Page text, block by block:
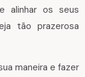
alinhar os seus
tão prazerosa
maneira e fazer